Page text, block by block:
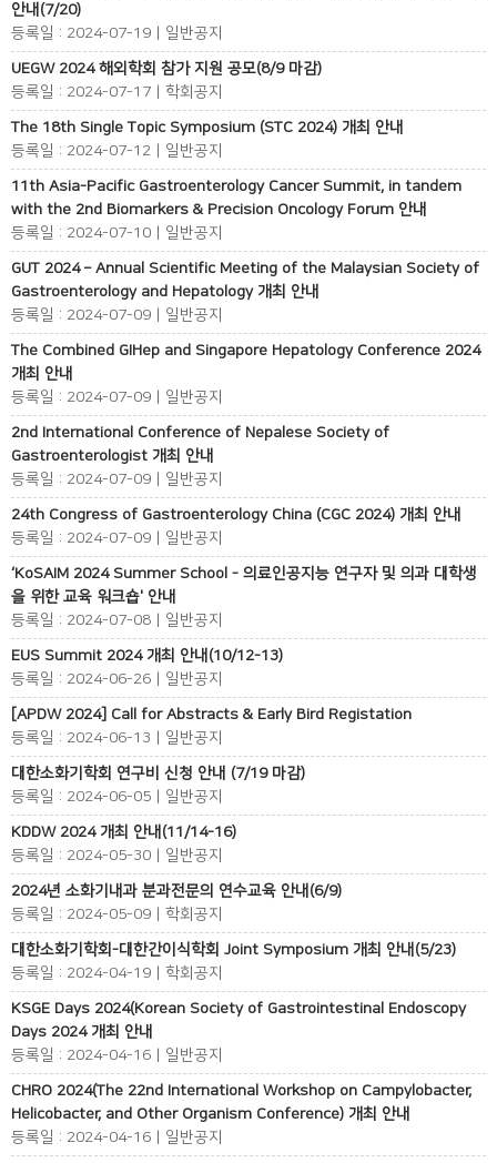
안내(7/20)
등록일 : 2024-07-19 | 일반공지
UEGW 2024 해외학회 참가 지원 공모(8/9 마감)
등록일 : 2024-07-17 | 학회공지
The 18th Single Topic Symposium (STC 2024) 개최 안내
등록일 : 2024-07-12 | 일반공지
11th Asia-Pacific Gastroenterology Cancer Summit, in tandem
with the 2nd Biomarkers & Precision Oncology Forum 안내
등록일 : 2024-07-10 | 일반공지
GUT 2024 – Annual Scientific Meeting of the Malaysian Society of
Gastroenterology and Hepatology 개최 안내
등록일 : 2024-07-09 | 일반공지
The Combined GIHep and Singapore Hepatology Conference 2024
개최 안내
등록일 : 2024-07-09 | 일반공지
2nd International Conference of Nepalese Society of
Gastroenterologist 개최 안내
등록일 : 2024-07-09 | 일반공지
24th Congress of Gastroenterology China (CGC 2024) 개최 안내
등록일 : 2024-07-09 | 일반공지
‘KoSAIM 2024 Summer School - 의료인공지능 연구자 및 의과 대학생
을 위한 교육 워크숍' 안내
등록일 : 2024-07-08 | 일반공지
EUS Summit 2024 개최 안내(10/12-13)
등록일 : 2024-06-26 | 일반공지
[APDW 2024] Call for Abstracts & Early Bird Registation
등록일 : 2024-06-13 | 일반공지
대한소화기학회 연구비 신청 안내 (7/19 마감)
등록일 : 2024-06-05 | 일반공지
KDDW 2024 개최 안내(11/14-16)
등록일 : 2024-05-30 | 일반공지
2024년 소화기내과 분과전문의 연수교육 안내(6/9)
등록일 : 2024-05-09 | 학회공지
대한소화기학회-대한간이식학회 Joint Symposium 개최 안내(5/23)
등록일 : 2024-04-19 | 학회공지
KSGE Days 2024(Korean Society of Gastrointestinal Endoscopy
Days 2024 개최 안내
등록일 : 2024-04-16 | 일반공지
CHRO 2024(The 22nd International Workshop on Campylobacter,
Helicobacter, and Other Organism Conference) 개최 안내
등록일 : 2024-04-16 | 일반공지